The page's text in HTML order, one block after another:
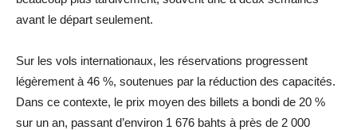
avant le départ seulement.
Sur les vols internationaux, les réservations progressent
légèrement à 46 %, soutenues par la réduction des capacités.
Dans ce contexte, le prix moyen des billets a bondi de 20 %
sur un an, passant d’environ 1 676 bahts à près de 2 000